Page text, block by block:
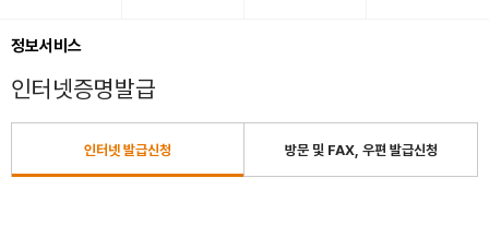
정보서비스
인터넷증명발급
인터넷 발급신청 방문 및 FAX, 우편 발급신청